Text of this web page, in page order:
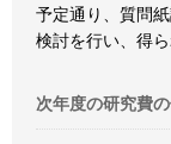
予定通り、質問
検討を行い、得
次年度の研究費